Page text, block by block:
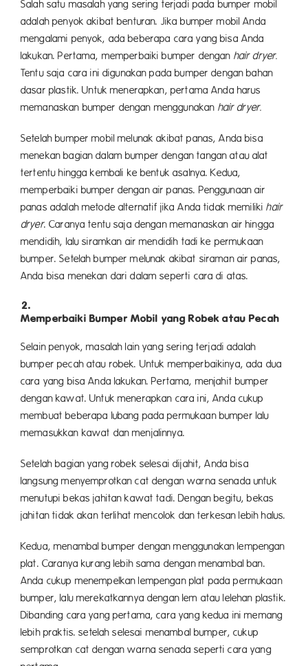
Salah satu masalah yang sering terjadi pada bumper mobil
adalah penyok akibat benturan. Jika bumper mobil Anda
mengalami penyok, ada beberapa cara yang bisa Anda
lakukan. Pertama, memperbaiki bumper dengan hair dryer.
Tentu saja cara ini digunakan pada bumper dengan bahan
dasar plastik. Untuk menerapkan, pertama Anda harus
memanaskan bumper dengan menggunakan hair dryer.
Setelah bumper mobil melunak akibat panas, Anda bisa
menekan bagian dalam bumper dengan tangan atau alat
tertentu hingga kembali ke bentuk asalnya. Kedua,
memperbaiki bumper dengan air panas. Penggunaan air
panas adalah metode alternatif jika Anda tidak memilikihair
dryer. Caranya tentu saja dengan memanaskan air hingga
mendidih, lalu siramkan air mendidih tadi ke permukaan
bumper. Setelah bumper melunak akibat siraman air panas,
Anda bisa menekan dari dalam seperti cara di atas.
Memperbaiki Bumper Mobil yang Robek atau Pecah
Selain penyok, masalah lain yang sering terjadi adalah
bumper pecah atau robek. Untuk memperbaikinya, ada dua
cara yang bisa Anda lakukan. Pertama, menjahit bumper
dengan kawat. Untuk menerapkan cara ini, Anda cukup
membuat beberapa lubang pada permukaan bumper lalu
memasukkan kawat dan menjalinnya.
Setelah bagian yang robek selesai dijahit, Anda bisa
langsung menyemprotkan cat dengan warna senada untuk
menutupi bekas jahitan kawat tadi. Dengan begitu, bekas
jahitan tidak akan terlihat mencolok dan terkesan lebih halus.
Kedua, menambal bumper dengan menggunakan lempengan
plat. Caranya kurang lebih sama dengan menambal ban.
Anda cukup menempelkan lempengan plat pada permukaan
bumper, lalu merekatkannya dengan lem atau lelehan plastik.
Dibanding cara yang pertama, cara yang kedua ini memang
lebih praktis. setelah selesai menambal bumper, cukup
semprotkan cat dengan warna senada seperti cara yang